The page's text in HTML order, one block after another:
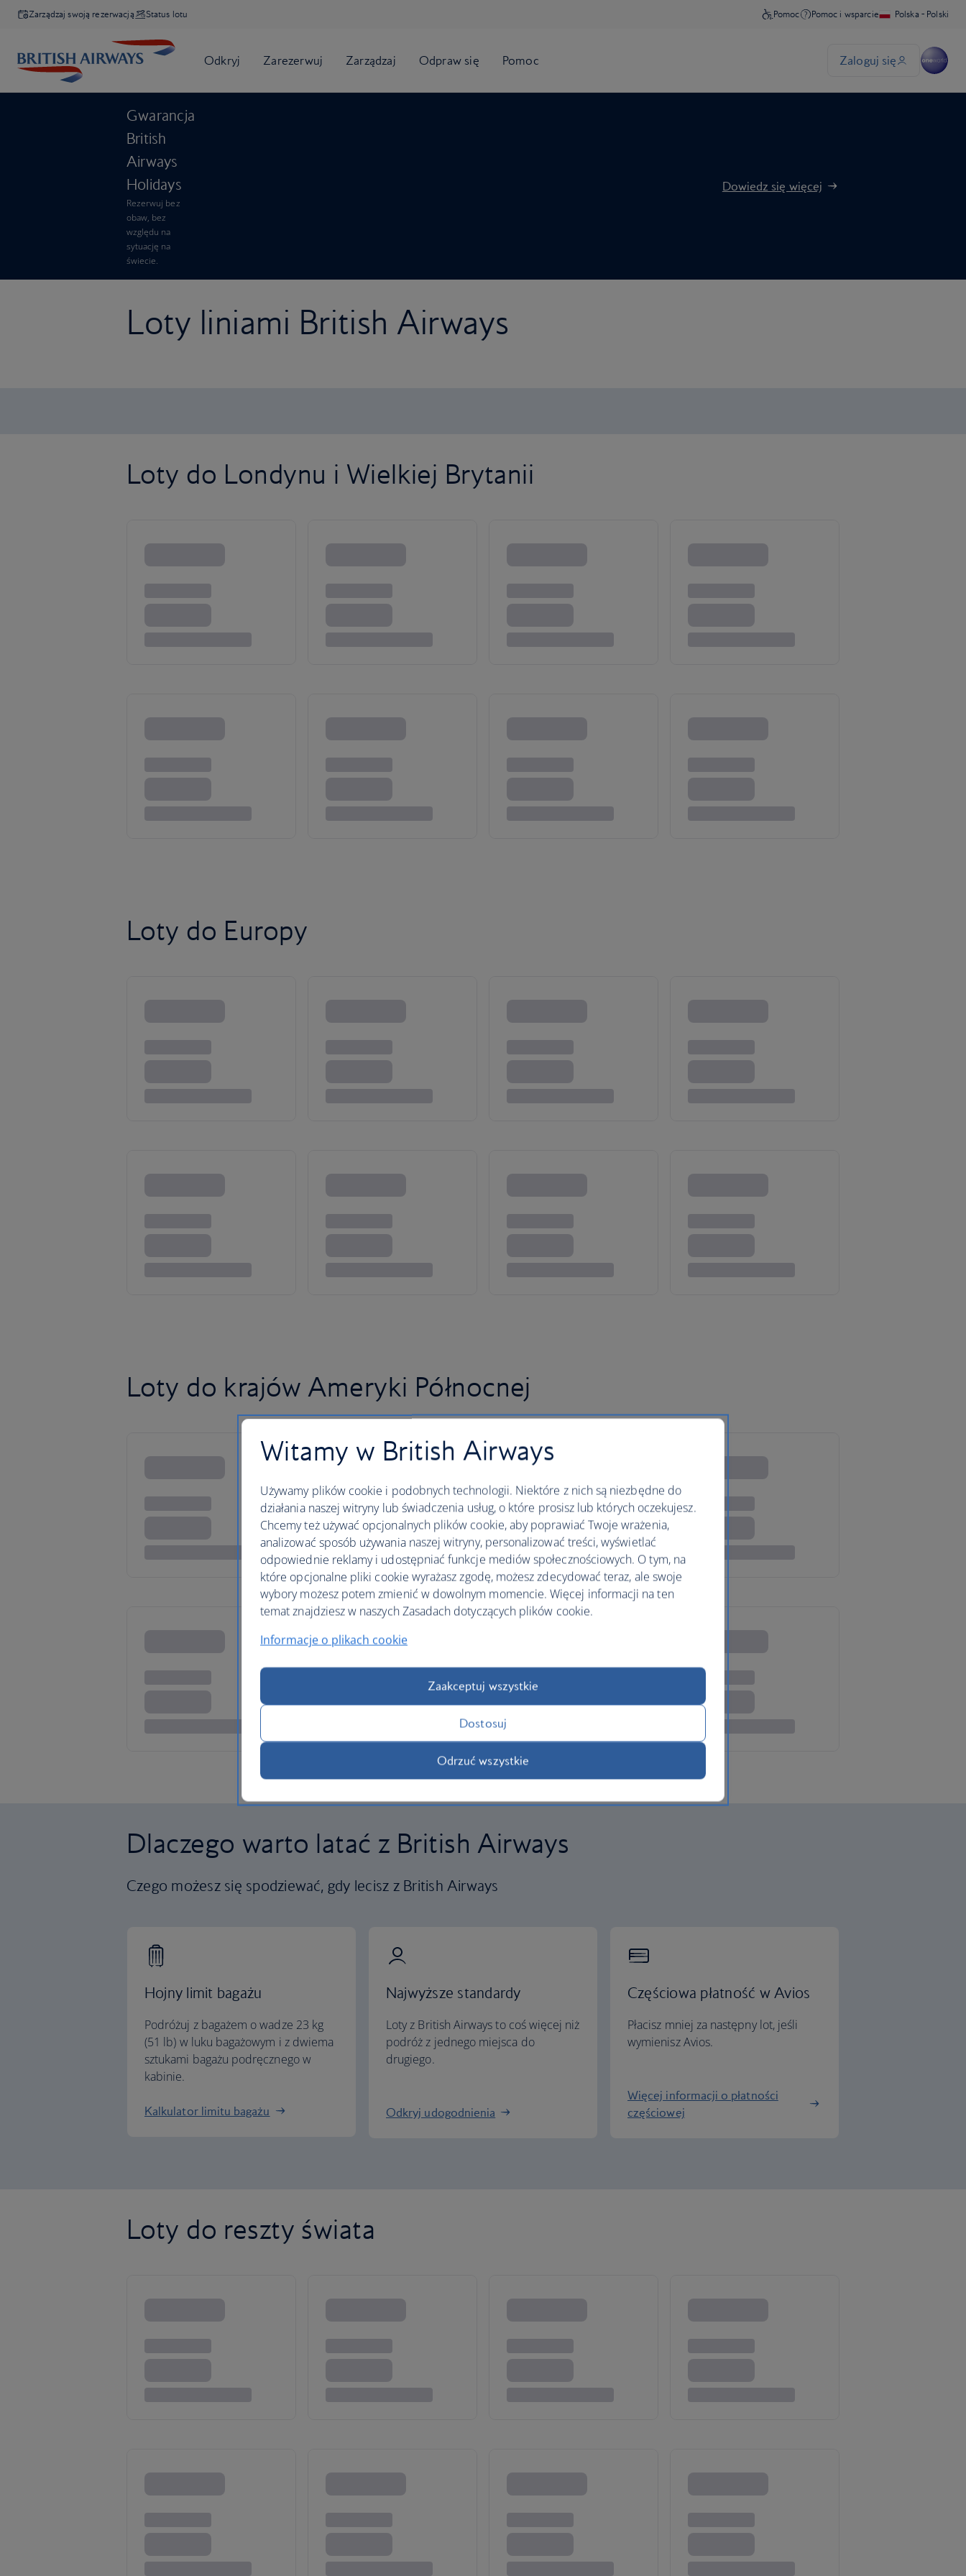
Zarządzaj swoją rezerwacją Status lotu
Gwarancja
British
Airways
Holidays
Rezerwuj bez
obaw, bez
względu na
sytuację na
świecie.
Dowiedz się więcej
Loty liniami British Airways
Loty do Londynu i Wielkiej Brytanii
Loty do Europy
Loty do krajów Ameryki Północnej
Dlaczego warto latać z British Airways
Czego możesz się spodziewać, gdy lecisz z British Airways
Hojny limit bagażu
Podróżuj z bagażem o wadze 23 kg
(51 lb) w luku bagażowym i z dwiema
sztukami bagażu podręcznego w
kabinie.
Kalkulator limitu bagażu
Najwyższe standardy
Loty z British Airways to coś więcej niż
podróż z jednego miejsca do
drugiego.
Odkryj udogodnienia
Częściowa płatność w Avios
Płacisz mniej za następny lot, jeśli
wymienisz Avios.
Więcej informacji o płatności
częściowej
Loty do reszty świata
Witamy w British Airways
Używamy plików cookie i podobnych technologii. Niektóre z nich są niezbędne do
działania naszej witryny lub świadczenia usług, o które prosisz lub których oczekujesz.
Chcemy też używać opcjonalnych plików cookie, aby poprawiać Twoje wrażenia,
analizować sposób używania naszej witryny, personalizować treści, wyświetlać
odpowiednie reklamy i udostępniać funkcje mediów społecznościowych. O tym, na
które opcjonalne pliki cookie wyrażasz zgodę, możesz zdecydować teraz, ale swoje
wybory możesz potem zmienić w dowolnym momencie. Więcej informacji na ten
temat znajdziesz w naszych Zasadach dotyczących plików cookie.
Informacje o plikach cookie
Zaakceptuj wszystkie
Dostosuj
Odrzuć wszystkie